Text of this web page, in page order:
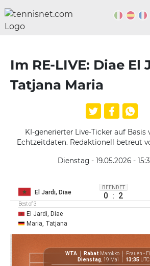
Im RE-LIVE: Diae El
Tatjana Maria
KI-generierter Live-Ticker auf Basis
Echtzeitdaten. Redaktionell betreut
Dienstag - 19.05.2026 -
El Jardi, Diae
BEENDET
0 : 2
Best of 3
El Jardi, Diae
Maria, Tatjana
WTA Rabat Marokko
Frauen -
Dienstag , 19 Mai 13:35 UTC